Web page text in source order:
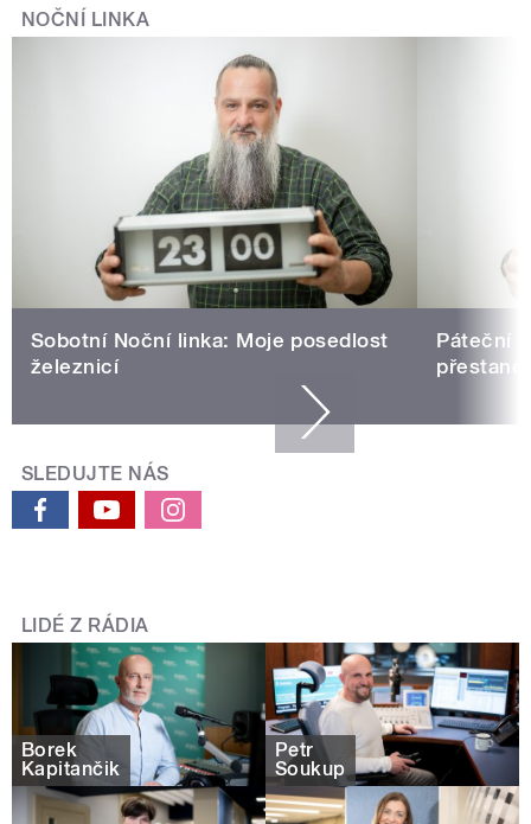
NOČNÍ LINKA
Sobotní Noční linka: Moje posedlost
železnicí
Páteční
SLEDUJTE NÁS
LIDÉ Z RÁDIA
Borek
Kapitančik
Petr
Soukup